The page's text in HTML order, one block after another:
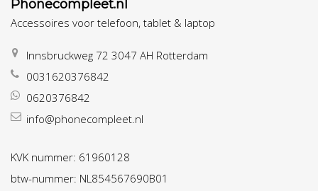
Phonecompleet.nl
Accessoires voor telefoon, tablet & laptop
Innsbruckweg 72 3047 AH Rotterdam
0031620376842
0620376842
info@phonecompleet.nl
KVK nummer: 61960128
btw-nummer: NL854567690B01